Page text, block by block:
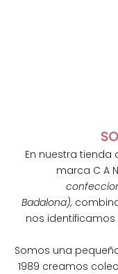
En nuestra
marca C A N
Badalona),
nos
Somos una
1989 creamos